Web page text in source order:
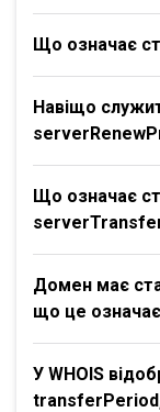
Що означає
Навіщо
Що означає
Домен має
що це
У WHOIS